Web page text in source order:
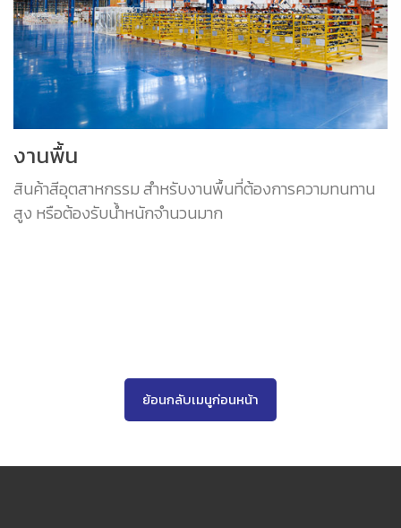
งานพื้น
สินค้าสีอุตสาหกรรม สำหรับงานพื้นที่ต้องการความทนทาน
สูง หรือต้องรับน้ำหนักจำนวนมาก
ย้อนกลับเมนูก่อนหน้า